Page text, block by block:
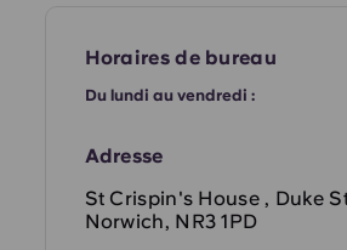
French
Horaires de bureau
Du lundi au vendredi :
Adresse
St Crispin's House , Duke
Norwich, NR3 1PD